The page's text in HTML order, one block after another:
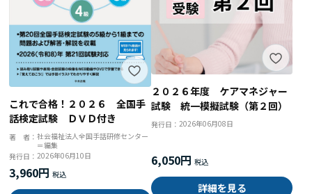
これで合格！２０２６ 全国手
話検定試験 ＤＶＤ付き
著 者：社会福祉法人全国手話研修センター
＝編集
発行日：2026年06月10日
3,960円
２０２６年度 ケアマネジャー
試験 統一模擬試験（第２回）
発行日： 2026年06月08日
6,050円
詳細を見る